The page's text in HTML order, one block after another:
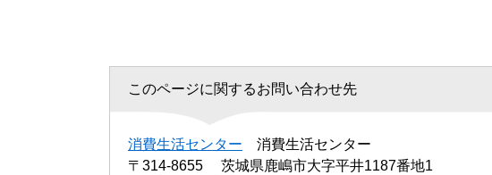
このページに関するお問い合わせ先
消費生活センター
消費生活センター
〒314-8655
茨城県鹿嶋市大字平井1187番地1